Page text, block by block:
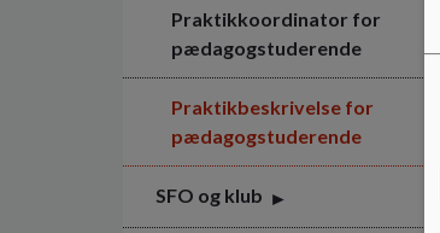
Praktikkoordinator for
pædagogstuderende
Praktikbeskrivelse for
pædagogstuderende
SFO og klub